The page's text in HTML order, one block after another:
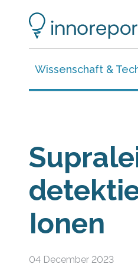
Wissenschaft &
Ionen
04 December 2023